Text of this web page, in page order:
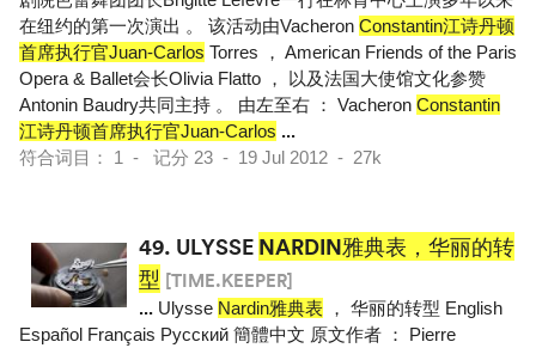
在纽约的第一次演出 。 该活动由Vacheron Constantin江诗丹顿
首席执行官Juan-Carlos Torres ， American Friends of the Paris
Opera & Ballet会长Olivia Flatto ， 以及法国大使馆文化参赞
Antonin Baudry共同主持 。 由左至右 ： Vacheron Constantin
江诗丹顿首席执行官Juan-Carlos ...
符合词目： 1 - 记分 23 - 19 Jul 2012 - 27k
49. ULYSSE NARDIN雅典表，华丽的转
型 [TIME.KEEPER]
... Ulysse Nardin雅典表 ， 华丽的转型 English
Español Français Pусский 簡體中文 原文作者 ： Pierre